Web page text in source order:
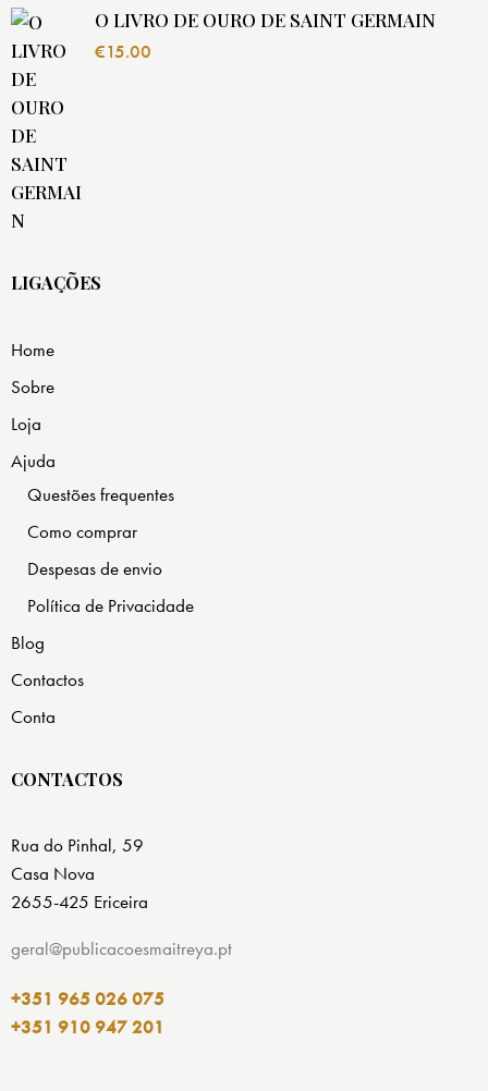
O LIVRO DE OURO DE SAINT GERMAIN
€15.00
LIGAÇÕES
Home
Sobre
Loja
Ajuda
Questões frequentes
Como comprar
Despesas de envio
Política de Privacidade
Blog
Contactos
Conta
CONTACTOS
Rua do Pinhal, 59
Casa Nova
2655-425 Ericeira
geral@publicacoesmaitreya.pt
+351 965 026 075
+351 910 947 201